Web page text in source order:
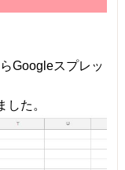
Googleスプレッ
た。